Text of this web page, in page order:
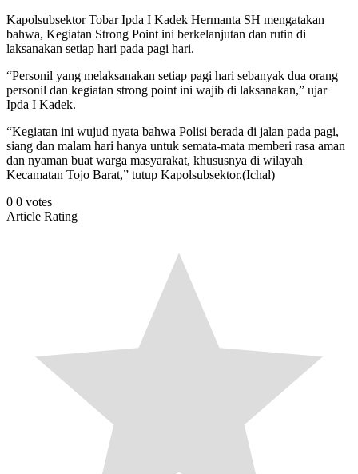
Kapolsubsektor Tobar Ipda I Kadek Hermanta SH mengatakan
bahwa, Kegiatan Strong Point ini berkelanjutan dan rutin di
laksanakan setiap hari pada pagi hari.
“Personil yang melaksanakan setiap pagi hari sebanyak dua orang
personil dan kegiatan strong point ini wajib di laksanakan,” ujar
Ipda I Kadek.
“Kegiatan ini wujud nyata bahwa Polisi berada di jalan pada pagi,
siang dan malam hari hanya untuk semata-mata memberi rasa aman
dan nyaman buat warga masyarakat, khususnya di wilayah
Kecamatan Tojo Barat,” tutup Kapolsubsektor.(Ichal)
0 0 votes
Article Rating